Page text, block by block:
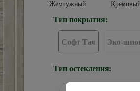
Жемчужный Кремовый
Тип покрытия:
Софт Тач Эко-
Тип остекления: